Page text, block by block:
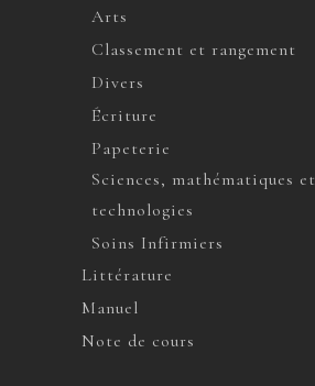
Arts
Classement et rangement
Divers
Écriture
Papeterie
Sciences, mathématiques et
technologies
Soins Infirmiers
Littérature
Manuel
Note de cours